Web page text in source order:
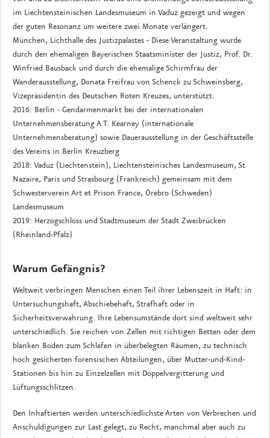
im Liechtensteinischen Landesmuseum in Vaduz gezeigt und wegen
der guten Resonanz um weitere zwei Monate verlängert.
München, Lichthalle des Justizpalastes - Diese Veranstaltung wurde
durch den ehemaligen Bayerischen Staatsminister der Justiz, Prof. Dr.
Winfried Bausback und durch die ehemalige Schirmfrau der
Wanderausstellung, Donata Freifrau von Schenck zu Schweinsberg,
Vizepräsidentin des Deutschen Roten Kreuzes, unterstützt.
2016: Berlin - Gendarmenmarkt bei der internationalen
Unternehmensberatung A.T. Kearney (internationale
Unternehmensberatung) sowie Dauerausstellung in der Geschäftsstelle
des Vereins in Berlin Kreuzberg
2018: Vaduz (Liechtenstein), Liechtensteinisches Landesmuseum, St
Nazaire, Paris und Strasbourg (Frankreich) gemeinsam mit dem
Schwesterverein Art et Prison France, Örebro (Schweden)
Landesmuseum
2019: Herzogschloss und Stadtmuseum der Stadt Zweibrücken
(Rheinland-Pfalz)
Warum Gefängnis?
Weltweit verbringen Menschen einen Teil ihrer Lebenszeit in Haft: in
Untersuchungshaft, Abschiebehaft, Strafhaft oder in
Sicherheitsverwahrung. Ihre Lebensumstände dort sind weltweit sehr
unterschiedlich. Sie reichen von Zellen mit richtigen Betten oder dem
blanken Boden zum Schlafen in überbelegten Räumen, zu technisch
hoch gesicherten forensischen Abteilungen, über Mutter-und-Kind-
Stationen bis hin zu Einzelzellen mit Doppelvergitterung und
Lüftungsschlitzen.
Den Inhaftierten werden unterschiedlichste Arten von Verbrechen und
Anschuldigungen zur Last gelegt, zu Recht, manchmal aber auch zu